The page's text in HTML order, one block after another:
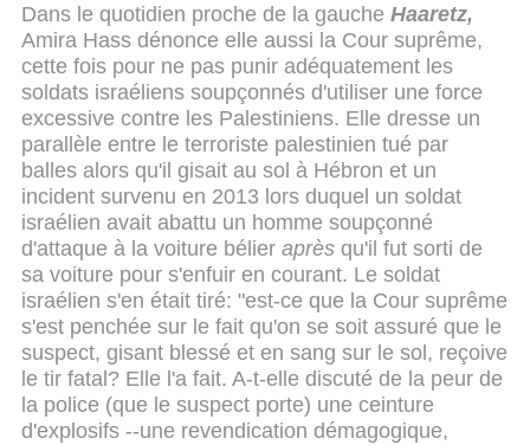
Dans le quotidien proche de la gauche Haaretz,
Amira Hass dénonce elle aussi la Cour suprême,
cette fois pour ne pas punir adéquatement les
soldats israéliens soupçonnés d'utiliser une force
excessive contre les Palestiniens. Elle dresse un
parallèle entre le terroriste palestinien tué par
balles alors qu'il gisait au sol à Hébron et un
incident survenu en 2013 lors duquel un soldat
israélien avait abattu un homme soupçonné
d'attaque à la voiture bélier après qu'il fut sorti de
sa voiture pour s'enfuir en courant. Le soldat
israélien s'en était tiré: "est-ce que la Cour suprême
s'est penchée sur le fait qu'on se soit assuré que le
suspect, gisant blessé et en sang sur le sol, reçoive
le tir fatal? Elle l'a fait. A-t-elle discuté de la peur de
la police (que le suspect porte) une ceinture
d'explosifs --une revendication démagogique,